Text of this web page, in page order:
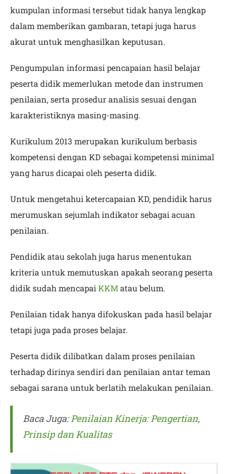
kumpulan informasi tersebut tidak hanya lengkap
dalam memberikan gambaran, tetapi juga harus
akurat untuk menghasilkan keputusan.
Pengumpulan informasi pencapaian hasil belajar
peserta didik memerlukan metode dan instrumen
penilaian, serta prosedur analisis sesuai dengan
karakteristiknya masing-masing.
Kurikulum 2013 merupakan kurikulum berbasis
kompetensi dengan KD sebagai kompetensi minimal
yang harus dicapai oleh peserta didik.
Untuk mengetahui ketercapaian KD, pendidik harus
merumuskan sejumlah indikator sebagai acuan
penilaian.
Pendidik atau sekolah juga harus menentukan
kriteria untuk memutuskan apakah seorang peserta
didik sudah mencapai KKMatau belum.
Penilaian tidak hanya difokuskan pada hasil belajar
tetapi juga pada proses belajar.
Peserta didik dilibatkan dalam proses penilaian
terhadap dirinya sendiri dan penilaian antar teman
sebagai sarana untuk berlatih melakukan penilaian.
Baca Juga:Penilaian Kinerja: Pengertian,
Prinsip dan Kualitas